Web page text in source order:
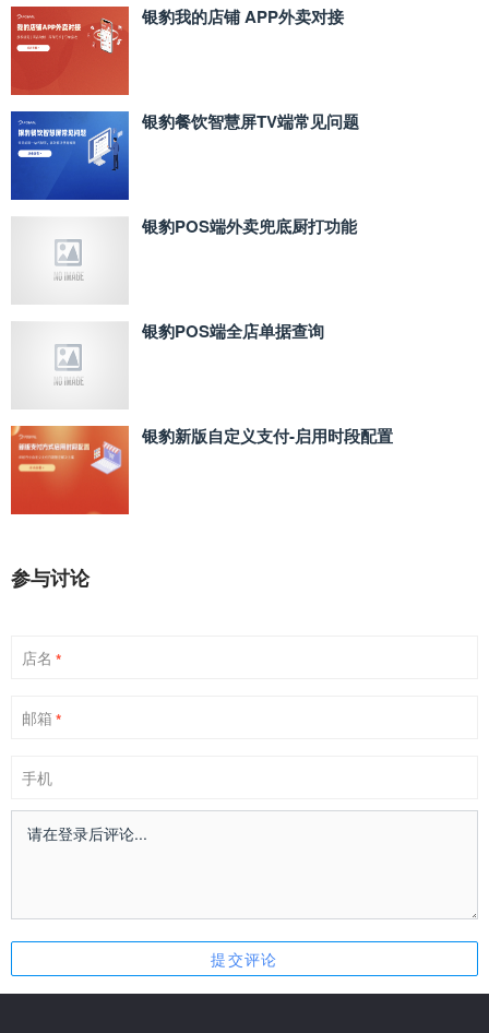
银豹我的店铺 APP外卖对接
银豹餐饮智慧屏TV端常见问题
银豹POS端外卖兜底厨打功能
银豹POS端全店单据查询
银豹新版自定义支付‑启用时段配置
参与讨论
店名 *
邮箱 *
手机